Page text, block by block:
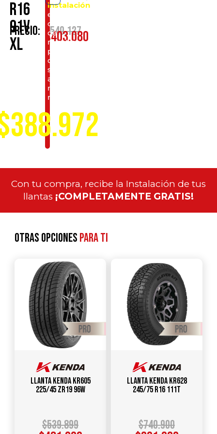
R16
91V
XL
Precio: $540.127
$403.080
instalación
en
cualquiera
de
nuestros
puntos
de
servicio
a
nivel
nacional
Con tu compra, recibe la Instalación de tus
llantas ¡COMPLETAMENTE GRATIS!
Otras opcionespara ti
Llanta KENDA KR605
225/45 ZR19 96W
$539.899
Llanta KENDA KR628
245/75 R16 111T
$740.900